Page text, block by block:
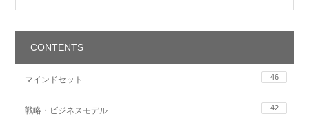
CONTENTS
マインドセット 46
戦略・ビジネスモデル 42